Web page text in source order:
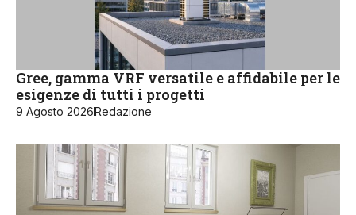
Gree, gamma VRF versatile e affidabile per le
esigenze di tutti i progetti
9 Agosto 2026Redazione